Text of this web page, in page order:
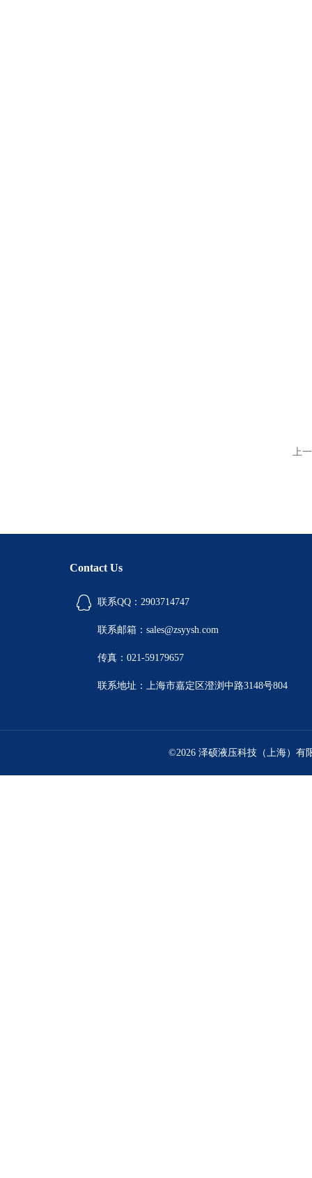
上
Contact Us
联系QQ：2903714747
联系邮箱：sales@zsyysh.com
传真：021-59179657
联系地址：上海市嘉定区澄浏中路3148号804
©2026 泽硕液压科技（上海）有